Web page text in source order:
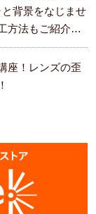
背景をなじませ
方法もご紹介し
座！レンズの歪